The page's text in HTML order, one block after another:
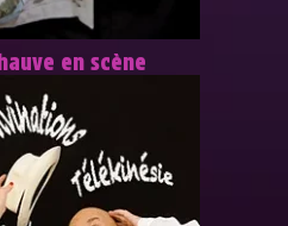
en scène